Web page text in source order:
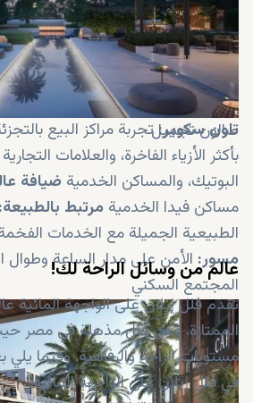
متجر صغير
مخبز
صيدلية
خدمة غسيل الملابس
صالون تجميل
تاون سكوير:تجربة مراكز البيع
بأكثر الأزياء الفاخرة، والعلامات
البوتيك، والمساكن الخدمية ضيافة
مساكن فيدا الخدمية مرتبط بالطبيعة:
الطبيعية الجميلة مع الخدمات
مسور: الأمن على مدار الساعة وطوال
المجتمع السكني
عالم من وسائل الراحة لك!
تقدم فلل إيلان على الواجهة المائية
الممتازة، وهي فلل مذهلة في مصر
مستويات الراحة والرفاهية. وفيما
في فلل إيلان على الواجهة المائية: